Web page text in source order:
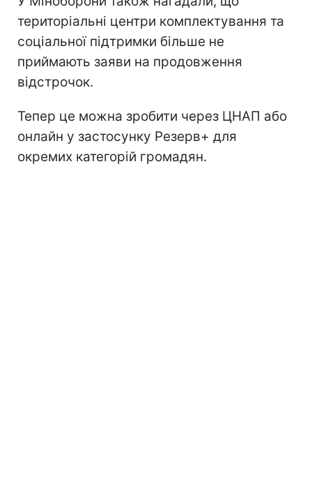
територіальні центри комплектування та
соціальної підтримки більше не
приймають заяви на продовження
відстрочок.
Тепер це можна зробити через ЦНАП або
онлайн у застосунку Резерв+ для
окремих категорій громадян.